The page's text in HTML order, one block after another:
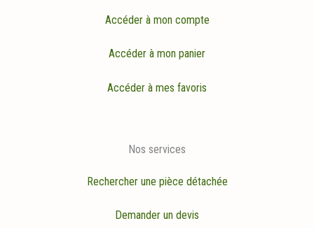
Accéder à mon compte
Accéder à mon panier
Accéder à mes favoris
Nos services
Rechercher une pièce détachée
Demander un devis